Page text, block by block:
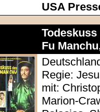
USA
Fu
Regie:
mit:
Marion-